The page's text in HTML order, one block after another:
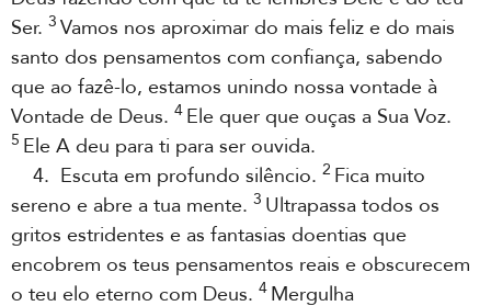
Ser. 3 Vamos nos aproximar do mais feliz e do mais
santo dos pensamentos com confiança, sabendo
que ao fazê-lo, estamos unindo nossa vontade à
Vontade de Deus. 4 Ele quer que ouças a Sua Voz.
5 Ele A deu para ti para ser ouvida.
4. Escuta em profundo silêncio. 2 Fica muito
sereno e abre a tua mente. 3 Ultrapassa todos os
gritos estridentes e as fantasias doentias que
encobrem os teus pensamentos reais e obscurecem
o teu elo eterno com Deus. 4 Mergulha